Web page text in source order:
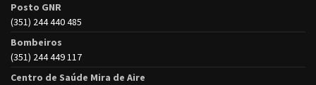
Posto GNR
(351) 244 440 485
Bombeiros
(351) 244 449 117
Centro de Saúde Mira de Aire